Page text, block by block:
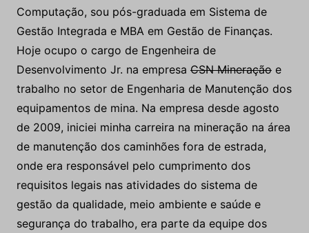
Computação, sou pós-graduada em Sistema de
Gestão Integrada e MBA em Gestão de Finanças.
Hoje ocupo o cargo de Engenheira de
Desenvolvimento Jr. na empresa CSN Mineraçãoe
trabalho no setor de Engenharia de Manutenção dos
equipamentos de mina. Na empresa desde agosto
de 2009, iniciei minha carreira na mineração na área
de manutenção dos caminhões fora de estrada,
onde era responsável pelo cumprimento dos
requisitos legais nas atividades do sistema de
gestão da qualidade, meio ambiente e saúde e
segurança do trabalho, era parte da equipe dos